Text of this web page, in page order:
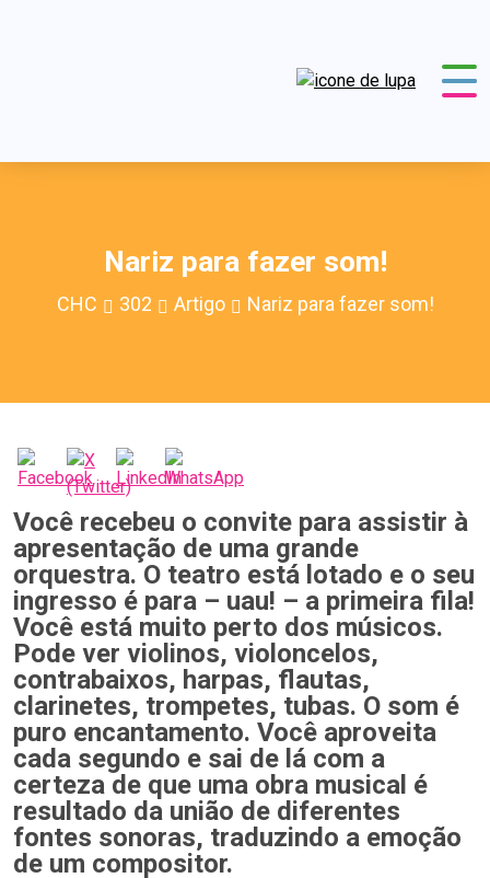
Nariz para fazer som!
CHC 302 Artigo Nariz para fazer som!
Você recebeu o convite para assistir à
apresentação de uma grande
orquestra. O teatro está lotado e o seu
ingresso é para – uau! – a primeira fila!
Você está muito perto dos músicos.
Pode ver violinos, violoncelos,
contrabaixos, harpas, flautas,
clarinetes, trompetes, tubas. O som é
puro encantamento. Você aproveita
cada segundo e sai de lá com a
certeza de que uma obra musical é
resultado da união de diferentes
fontes sonoras, traduzindo a emoção
de um compositor.